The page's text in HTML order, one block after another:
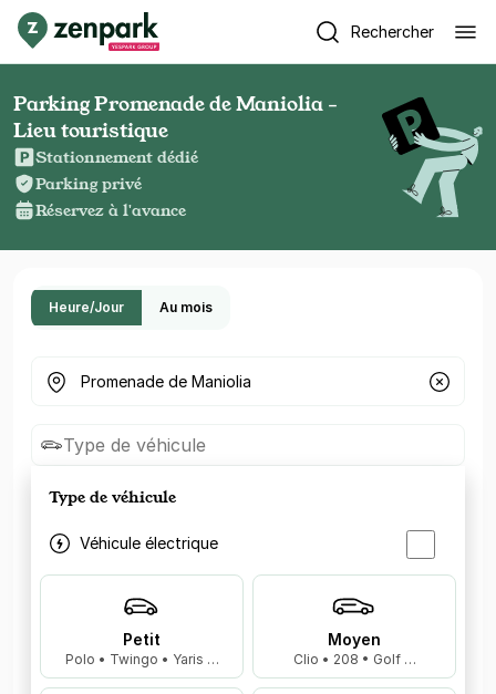
Rechercher
Parking Promenade de Maniolia -
Lieu touristique
Stationnement dédié
Parking privé
Réservez à l'avance
Heure/Jour Au mois
Où cherchez-vous un parking ?
Type de véhicule
Type de véhicule
Véhicule électrique
Petit
Polo • Twingo • Yaris …
Moyen
Clio • 208 • Golf …